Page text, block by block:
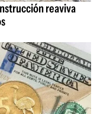
reaviva